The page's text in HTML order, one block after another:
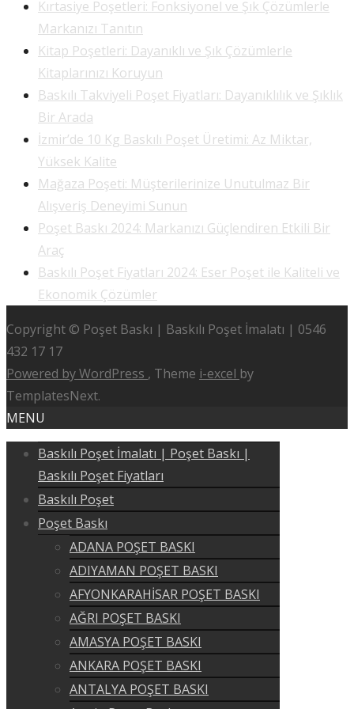
Kırtasiye Poşetleri: Fonksiyonel ve Şık Çözümlerle
Markanızı Tanıtın
Kitap Poşetleri: Dayanıklı ve Şık Çözümlerle
Kitaplarınızı Koruyun
Baskılı Takviyeli Poşet Fiyatları: Dayanıklılık ve Şıklık
Bir Arada
İzmir’de 10 Kg Baskılı Poşet Üretimi: Az Miktar,
Yüksek Kalite
Mağaza Poşeti: Müşterilerinize Unutulmaz Bir
Alışveriş Deneyimi Sunun
Poşet Baskı 2024: Markanızı Güçlendiren Etkili Bir
Araç
Baskılı Poşet Fiyatları 2024: Eser Poşet ile Kaliteli ve
Ekonomik Çözümler
Copyright © Poşet Baskı | Baskılı Poşet İmalatı | 0546
432 17 17
Powered by WordPress , Theme i-excel by
TemplatesNext.
MENU
Baskılı Poşet İmalatı | Poşet Baskı |
Baskılı Poşet Fiyatları
Baskılı Poşet
Poşet Baskı
ADANA POŞET BASKI
ADIYAMAN POŞET BASKI
AFYONKARAHİSAR POŞET BASKI
AĞRI POŞET BASKI
AMASYA POŞET BASKI
ANKARA POŞET BASKI
ANTALYA POŞET BASKI